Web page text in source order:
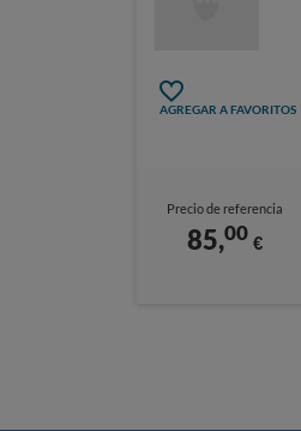
AGREGAR A FAVORITOS
Precio de referencia
85,00 €